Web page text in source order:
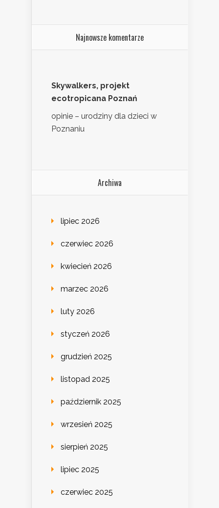
Najnowsze komentarze
Skywalkers, projekt
ecotropicana Poznań
opinie – urodziny dla dzieci w
Poznaniu
Archiwa
lipiec 2026
czerwiec 2026
kwiecień 2026
marzec 2026
luty 2026
styczeń 2026
grudzień 2025
listopad 2025
październik 2025
wrzesień 2025
sierpień 2025
lipiec 2025
czerwiec 2025